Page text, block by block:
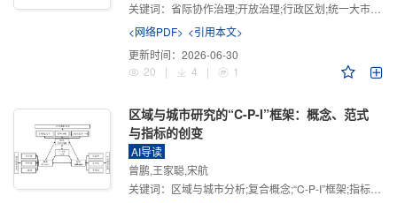
关键词： 省际协作治理;开放治理;行政区划;统一大市场;新发展格局
<网络PDF> <引用本文>
更新时间： 2026-06-30
20
| 4 | 1
区域与城市研究的“C-P-I”框架：概念、范式
与指标的创变
AI导读
曾鹏,王家聪,宋航
关键词： 区域与城市分析;复合概念;“C-P-I”框架;指标体系